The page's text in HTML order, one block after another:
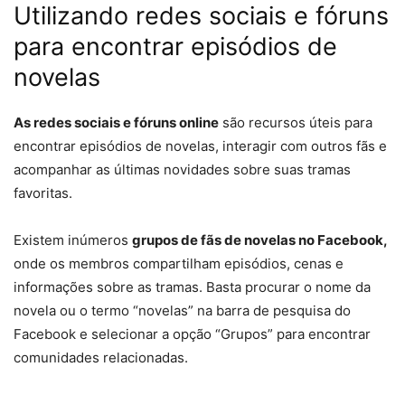
Utilizando redes sociais e fóruns
para encontrar episódios de
novelas
As redes sociais e fóruns online são recursos úteis para
encontrar episódios de novelas, interagir com outros fãs e
acompanhar as últimas novidades sobre suas tramas
favoritas.
Existem inúmeros grupos de fãs de novelas no Facebook,
onde os membros compartilham episódios, cenas e
informações sobre as tramas. Basta procurar o nome da
novela ou o termo “novelas” na barra de pesquisa do
Facebook e selecionar a opção “Grupos” para encontrar
comunidades relacionadas.